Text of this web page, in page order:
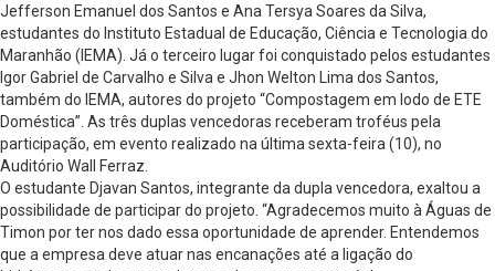
Jefferson Emanuel dos Santos e Ana Tersya Soares da Silva,
estudantes do Instituto Estadual de Educação, Ciência e Tecnologia do
Maranhão (IEMA). Já o terceiro lugar foi conquistado pelos estudantes
Igor Gabriel de Carvalho e Silva e Jhon Welton Lima dos Santos,
também do IEMA, autores do projeto “Compostagem em lodo de ETE
Doméstica”. As três duplas vencedoras receberam troféus pela
participação, em evento realizado na última sexta-feira (10), no
Auditório Wall Ferraz.
O estudante Djavan Santos, integrante da dupla vencedora, exaltou a
possibilidade de participar do projeto. “Agradecemos muito à Águas de
Timon por ter nos dado essa oportunidade de aprender. Entendemos
que a empresa deve atuar nas encanações até a ligação do